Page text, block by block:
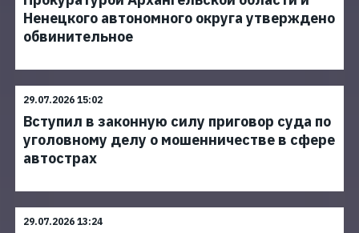
Ненецкого автономного округа утверждено
обвинительное
29.07.2026 15:02
Вступил в законную силу приговор суда по
уголовному делу о мошенничестве в сфере
автострах
29.07.2026 13:24